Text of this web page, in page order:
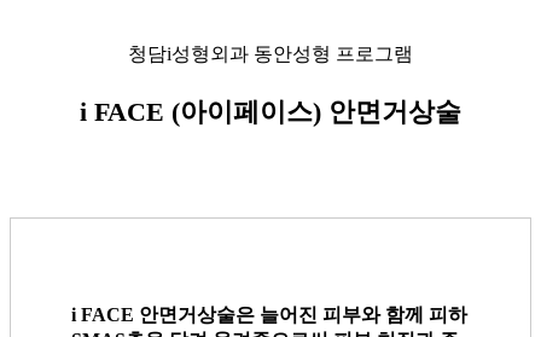
청담i성형외과 동안성형 프로그램
i FACE (아이페이스) 안면거상술
i FACE 안면거상술은 늘어진 피부와 함께 피하